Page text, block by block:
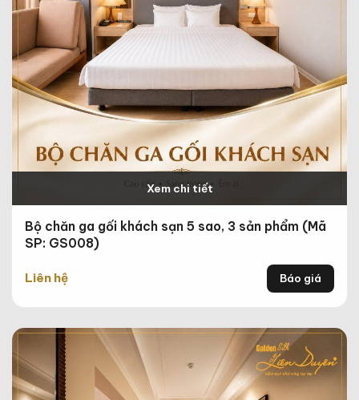
Xem chi tiết
Bộ chăn ga gối khách sạn 5 sao, 3 sản phẩm (Mã
SP: GS008)
Liên hệ Báo giá